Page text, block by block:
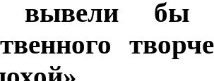
вывели